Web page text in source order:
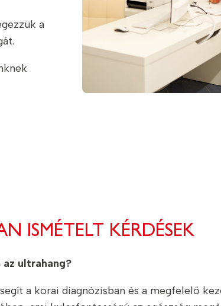
a
ISMÉTELT KÉRDÉSEK
ultrahang?
a korai diagnózisban és a megfelelő